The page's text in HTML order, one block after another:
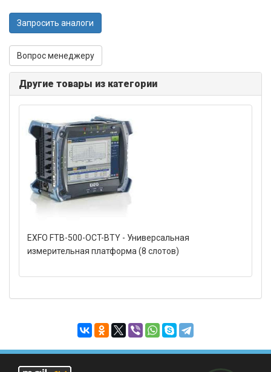
Запросить аналоги
Вопрос менеджеру
Другие товары из категории
EXFO FTB-500-OCT-BTY - Универсальная
измерительная платформа (8 слотов)